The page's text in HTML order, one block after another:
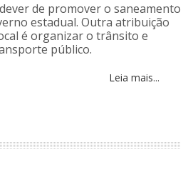
de promover o saneamento
estadual. Outra atribuição
é organizar o trânsito e
público.
Leia mais...